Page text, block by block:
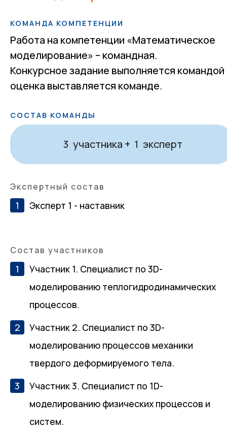
КОМАНДА КОМПЕТЕНЦИИ
Работа на компетенции «Математическое
моделирование» – командная.
Конкурсное задание выполняется командой
оценка выставляется команде.
СОСТАВ КОМАНДЫ
3 участника + 1 эксперт
Экспертный состав
Эксперт 1 - наставник
Состав участников
Участник 1. Специалист по 3D-
моделированию теплогидродинамических
процессов.
Участник 2. Специалист по 3D-
моделированию процессов механики
твердого деформируемого тела.
Участник 3. Специалист по 1D-
моделированию физических процессов и
систем.